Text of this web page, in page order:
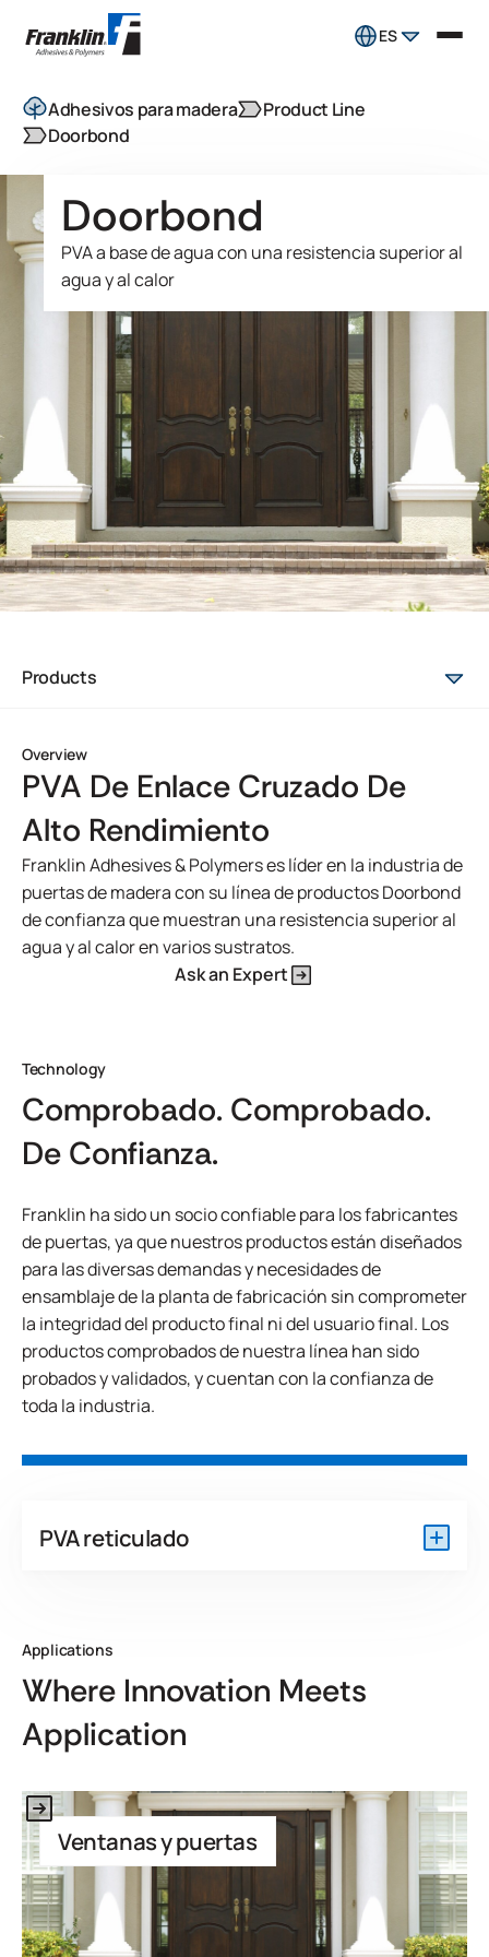
ES
Adhesivos para madera
Product Line
Doorbond
Doorbond
PVA a base de agua con una resistencia superior al
agua y al calor
Products
Overview
PVA De Enlace Cruzado De
Alto Rendimiento
Franklin Adhesives & Polymers es líder en la industria de
puertas de madera con su línea de productos Doorbond
de confianza que muestran una resistencia superior al
agua y al calor en varios sustratos.
Ask an Expert
Technology
Comprobado. Comprobado.
De Confianza.
Franklin ha sido un socio confiable para los fabricantes
de puertas, ya que nuestros productos están diseñados
para las diversas demandas y necesidades de
ensamblaje de la planta de fabricación sin comprometer
la integridad del producto final ni del usuario final. Los
productos comprobados de nuestra línea han sido
probados y validados, y cuentan con la confianza de
toda la industria.
PVA reticulado
Applications
Where Innovation Meets
Application
Ventanas y puertas
Link to Application